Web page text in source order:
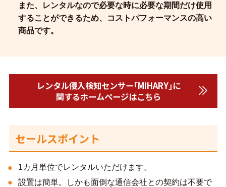
また、レンタルなので必要な時に必要な期間だけ使用
することができるため、コストパフォーマンスの高い
商品です。
レンタル侵入検知センサー｢MIHARY｣に
関するホームページはこちら
セールスポイント
1カ月単位でレンタルいただけます。
設置は簡単。しかも面倒な通信会社との契約は不要で